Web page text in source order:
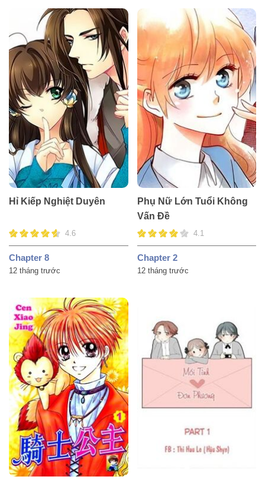
Hỉ Kiếp Nghiệt Duyên
4.6
Chapter 8
12 tháng trước
Phụ Nữ Lớn Tuổi Không
Vấn Đề
4.1
Chapter 2
12 tháng trước